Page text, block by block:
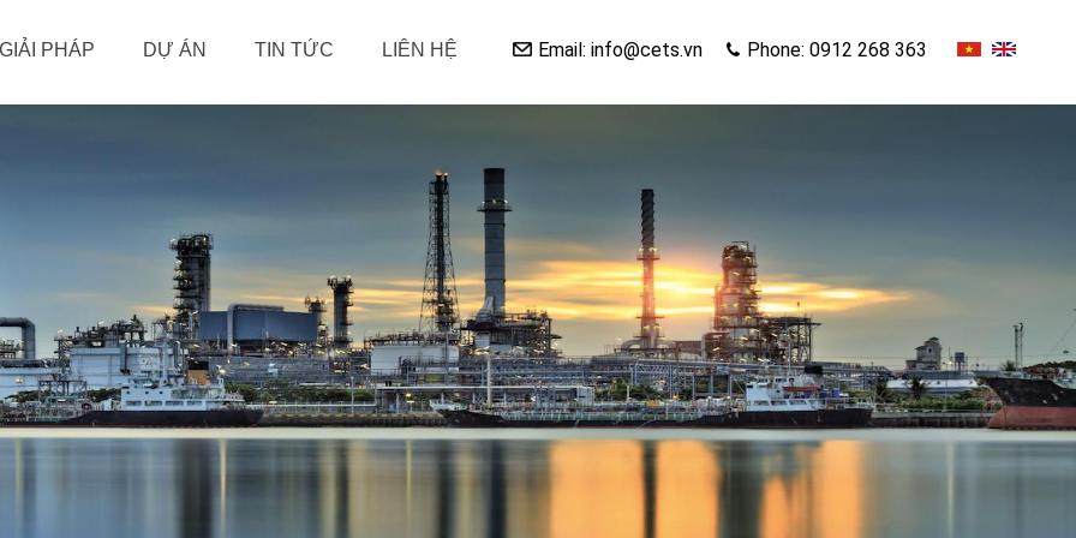
Email: info@cets.vn Phone: 0912 268 363
GIẢI PHÁP DỰ ÁN TIN TỨC LIÊN HỆ